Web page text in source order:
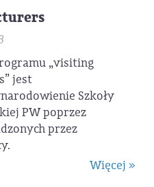
„visiting
jest
Szkoły
PW poprzez
przez
Więcej »